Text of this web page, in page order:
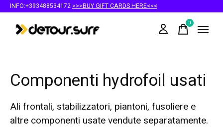
INFO:+393488534172 >>>BUY GIFT CARDS HERE<<<
0items
Componenti hydrofoil usati
Ali frontali, stabilizzatori, piantoni, fusoliere e
altre componenti usate vendute separatamente.